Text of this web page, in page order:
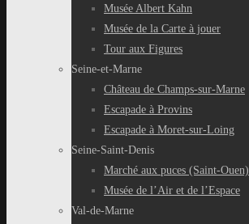
Musée Albert Kahn
Musée de la Carte à jouer
Tour aux Figures
Seine-et-Marne
Château de Champs-sur-Marne
Escapade à Provins
Escapade à Moret-sur-Loing
Seine-Saint-Denis
Marché aux puces (Saint-Ouen)
Musée de l’Air et de l’Espace
Val-de-Marne